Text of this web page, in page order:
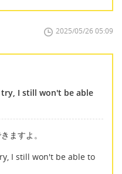
2025/05/26 05:09
I still won't be able
ますよ。
I still won't be able to